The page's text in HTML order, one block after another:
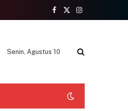
Facebook
X
Instagram
Senin, Agustus 10